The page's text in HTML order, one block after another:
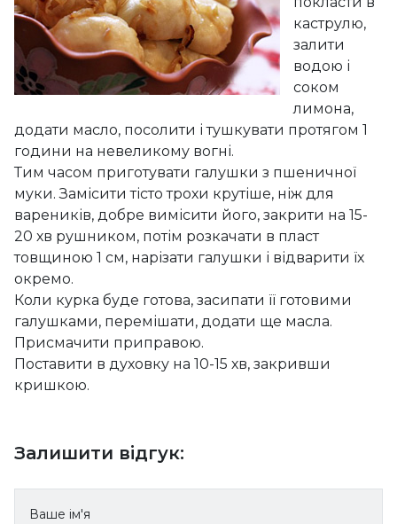
каструлю,
залити
водою і
соком
лимона,
додати масло, посолити і тушкувати протягом 1
години на невеликому вогні.
Тим часом приготувати галушки з пшеничної
муки. Замісити тісто трохи крутіше, ніж для
вареників, добре вимісити його, закрити на 15-
20 хв рушником, потім розкачати в пласт
товщиною 1 см, нарізати галушки і відварити їх
окремо.
Коли курка буде готова, засипати її готовими
галушками, перемішати, додати ще масла.
Присмачити приправою.
Поставити в духовку на 10-15 хв, закривши
кришкою.
Залишити відгук:
Ваше ім'я